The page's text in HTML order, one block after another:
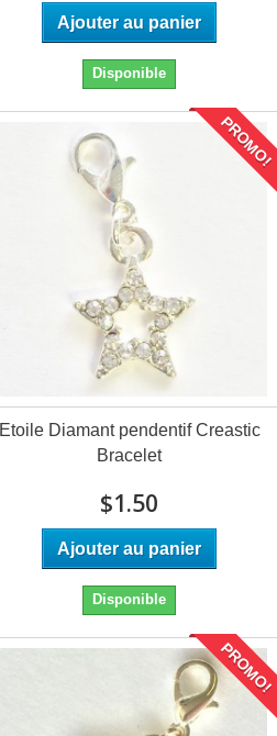
Ajouter au panier
Disponible
PROMO!
Etoile Diamant pendentif Creastic
Bracelet
$1.50
Ajouter au panier
Disponible
PROMO!